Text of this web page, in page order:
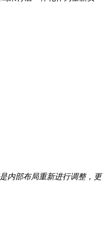
内部布局重新进行调整，更